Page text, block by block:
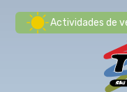
Actividades de